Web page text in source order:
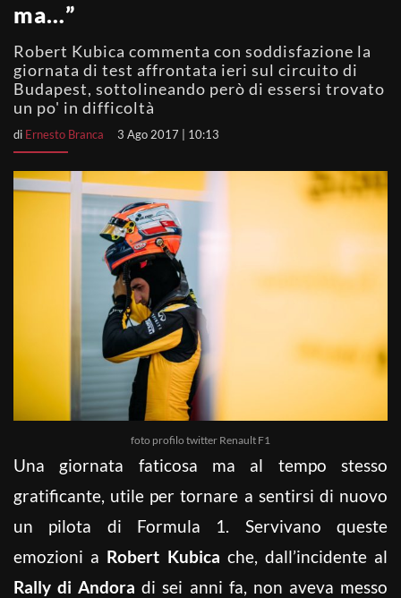
ma…”
Robert Kubica commenta con soddisfazione la
giornata di test affrontata ieri sul circuito di
Budapest, sottolineando però di essersi trovato
un po' in difficoltà
di Ernesto Branca 3 Ago 2017 | 10:13
foto profilo twitter Renault F1
Una giornata faticosa ma al tempo stesso
gratificante, utile per tornare a sentirsi di nuovo
un pilota di Formula 1. Servivano queste
emozioni a Robert Kubica che, dall’incidente al
Rally di Andora di sei anni fa, non aveva messo